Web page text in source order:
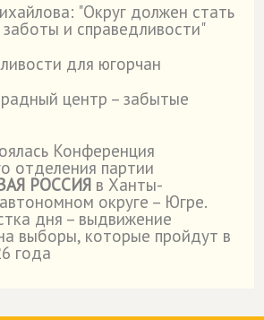
"Округ должен стать
и справедливости"
для югорчан
центр – забытые
Конференция
отделения партии
РОССИЯ в Ханты-
округе – Югре.
дня – выдвижение
выборы, которые пройдут в
года